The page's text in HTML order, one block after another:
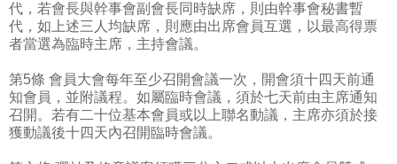
代，若會長與幹事會副會長同時缺席，則由幹事會秘書暫
代，如上述三人均缺席，則應由出席會員互選，以最高得票
者當選為臨時主席，主持會議。
第5條 會員大會每年至少召開會議一次，開會須十四天前通
知會員，並附議程。如屬臨時會議，須於七天前由主席通知
召開。若有二十位基本會員或以上聯名動議，主席亦須於接
獲動議後十四天內召開臨時會議。